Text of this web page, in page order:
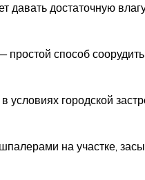
давать достаточную
способ
условиях городской
на участке,